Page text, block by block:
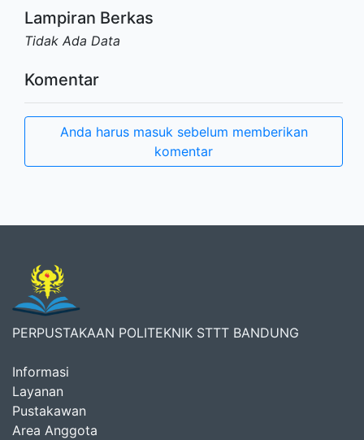
Lampiran Berkas
Tidak Ada Data
Komentar
Anda harus masuk sebelum memberikan
komentar
PERPUSTAKAAN POLITEKNIK STTT BANDUNG
Informasi
Layanan
Pustakawan
Area Anggota